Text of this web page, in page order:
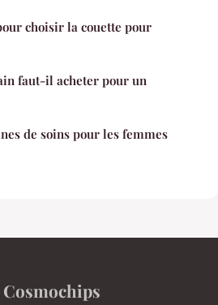
choisir la couette pour
faut-il acheter pour un
de soins pour les femmes
Cosmochips